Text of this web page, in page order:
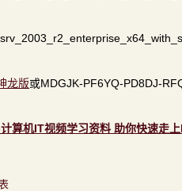
龙版或MDGJK-PF6YQ-PD8DJ-
算机IT视频学习资料 助你快速走